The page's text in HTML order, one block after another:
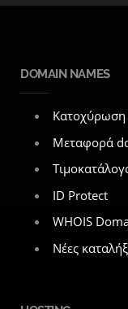
DOMAIN NAMES
Μεταφορά
ID Protect
WHOIS
Νέες